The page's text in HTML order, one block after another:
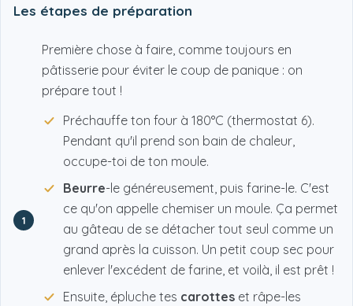
Les étapes de préparation
1
Première chose à faire, comme toujours en
pâtisserie pour éviter le coup de panique : on
prépare tout !
Préchauffe ton four à 180°C (thermostat 6).
Pendant qu'il prend son bain de chaleur,
occupe-toi de ton moule.
Beurre-le généreusement, puis farine-le. C'est
ce qu'on appelle chemiser un moule. Ça permet
au gâteau de se détacher tout seul comme un
grand après la cuisson. Un petit coup sec pour
enlever l'excédent de farine, et voilà, il est prêt !
Ensuite, épluche tes carottes et râpe-les